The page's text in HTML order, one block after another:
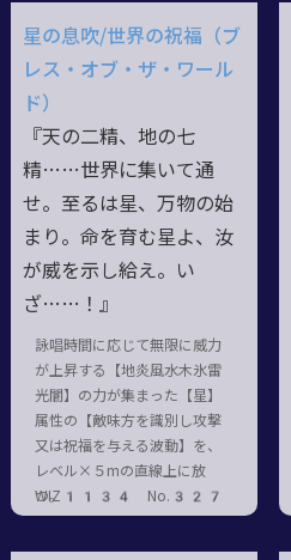
星の息吹/世界の祝福（ブ
レス・オブ・ザ・ワール
ド）
『天の二精、地の七
精……世界に集いて通
せ。至るは星、万物の始
まり。命を育む星よ、汝
が威を示し給え。い
ざ……！』
詠唱時間に応じて無限に威力
が上昇する【地炎風水木氷雷
光闇】の力が集まった【星】
属性の【敵味方を識別し攻撃
又は祝福を与える波動】を、
レベル×５mの直線上に放
つ。
WIZ1134 No.327